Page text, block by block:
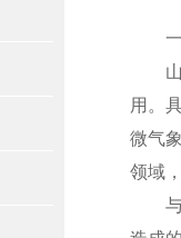
一
山东
用。
微气
领域
与传